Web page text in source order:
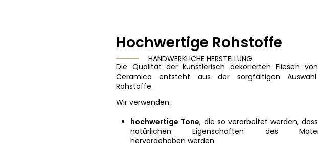
Hochwertige Rohstoffe
HANDWERKLICHE HERSTELLUNG
Die Qualität der künstlerisch dekorierten Fliesen
Ceramica entsteht aus der sorgfältigen
Rohstoffe.
Wir verwenden:
hochwertige Tone, die so verarbeitet werden,
natürlichen Eigenschaften des